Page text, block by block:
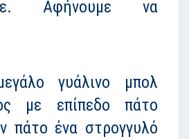
Αφήνουμε να
γυάλινο μπολ
με επίπεδο πάτο
πάτο ένα στρογγυλό